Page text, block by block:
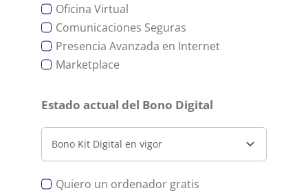
Oficina Virtual
Comunicaciones Seguras
Presencia Avanzada en Internet
Marketplace
Estado actual del Bono Digital
Quiero un ordenador gratis